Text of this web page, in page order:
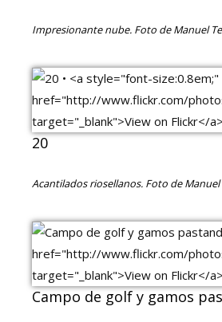
Impresionante nube. Foto de Manuel
20
Acantilados riosellanos. Foto de Manuel
Campo de golf y gamos